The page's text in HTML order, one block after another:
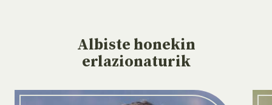
Albiste honekin
erlazionaturik